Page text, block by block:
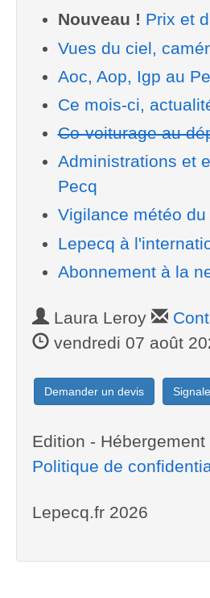
Nouveau ! Prix et
Vues du ciel,
Aoc, Aop, Igp au
Ce mois-ci,
Co-voiturage au
Administrations et
Pecq
Vigilance météo du
Lepecq à
Abonnement à la
Laura Leroy
vendredi 07 août
Demander un devis
Edition - Hébergement
Politique de
Lepecq.fr 2026